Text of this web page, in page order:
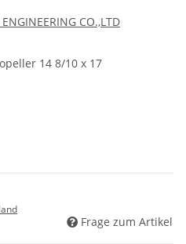
CO.,LTD
14 8/10 x 17
Frage zum Artikel